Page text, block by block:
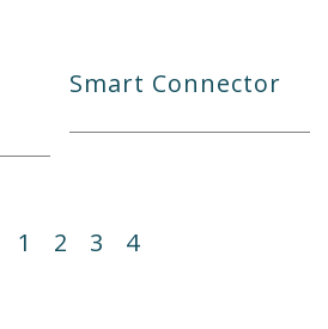
Smart Connector
1 2 3 4